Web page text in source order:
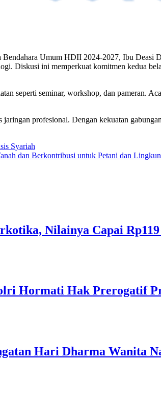
Umum HDII 2024-2027, Ibu Deasi
Diskusi ini memperkuat komitmen kedua
seperti seminar, workshop, dan pameran.
profesional. Dengan kekuatan
Syariah
dan Berkontribusi untuk Petani dan
Nilainya Capai
Hormati Hak Prerogatif
Hari Dharma Wanita